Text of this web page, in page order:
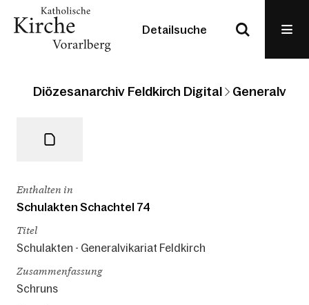
Detailsuche
Diözesanarchiv Feldkirch Digital
Enthalten in
Schulakten Schachtel 74
Titel
Schulakten - Generalvikariat Feldkirch
Zusammenfassung
Schruns